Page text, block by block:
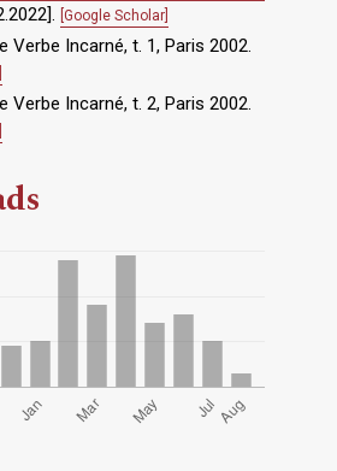
[Google Scholar]
Verbe Incarné, t. 1, Paris 2002.
Verbe Incarné, t. 2, Paris 2002.